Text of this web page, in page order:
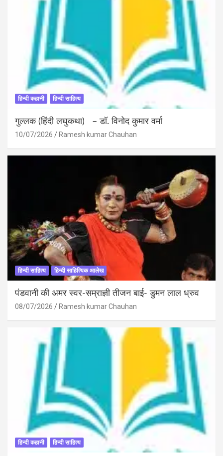
हिन्दी कहानी हिन्दी साहित्य
गुल्लक (हिंदी लघुकथा) – डॉ. विनोद कुमार वर्मा
10/07/2026 Ramesh kumar Chauhan
हिन्दी साहित्य हिन्दी साहित्यिक आलेख
पंडवानी की अमर स्वर-सम्राज्ञी तीजन बाई- डुमन लाल ध्रुव
08/07/2026 Ramesh kumar Chauhan
हिन्दी कहानी हिन्दी साहित्य